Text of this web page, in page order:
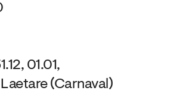
01.01,
(Carnaval)